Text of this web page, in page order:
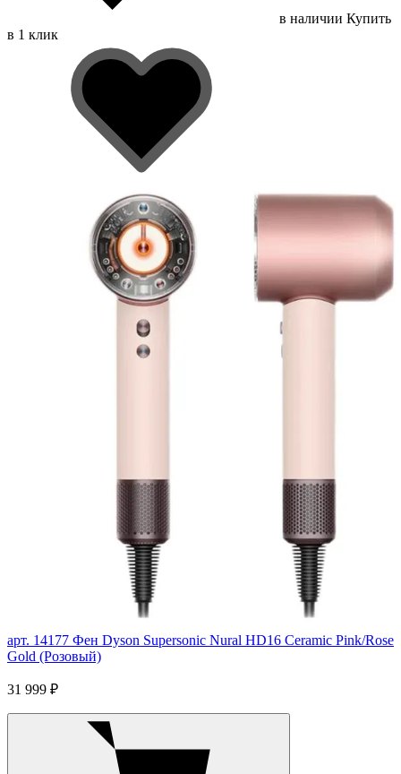
в наличии Купить
в 1 клик
арт. 14177 Фен Dyson Supersonic Nural HD16 Ceramic Pink/Rose
Gold (Розовый)
31 999 ₽